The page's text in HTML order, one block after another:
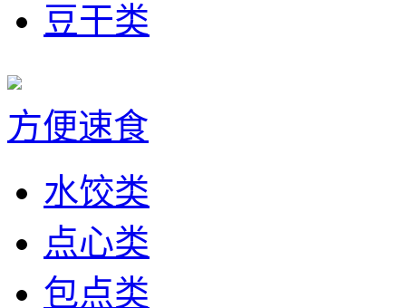
豆干类
方便速食
水饺类
点心类
包点类